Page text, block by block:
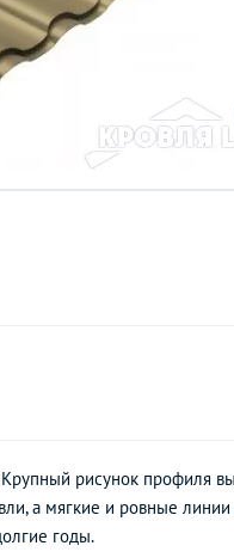
рисунок профиля
а мягкие и ровные
годы.